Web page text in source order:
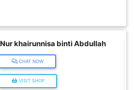
Nur khairunnisa binti Abdullah
CHAT NOW
VISIT SHOP